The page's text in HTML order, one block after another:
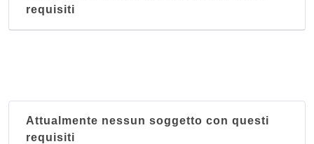
via Coni Zugna , Genova
requisiti
Attualmente nessun soggetto con questi
requisiti